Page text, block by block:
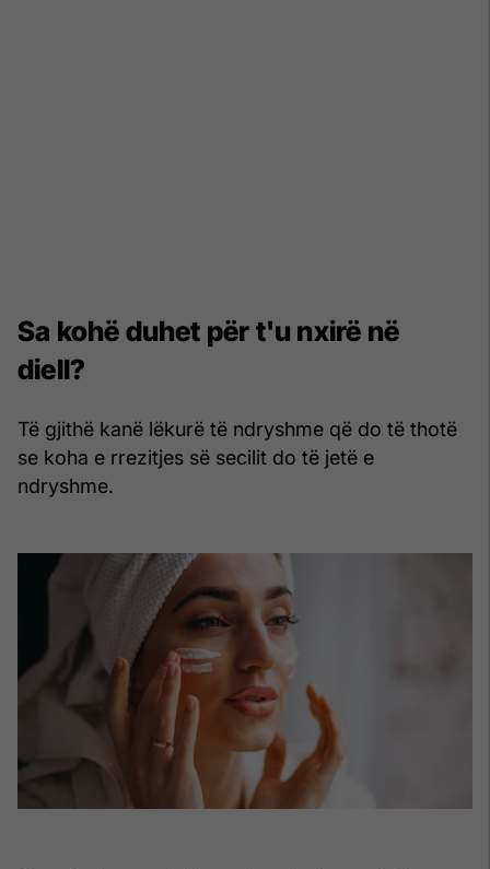
Sa kohë duhet për t'u nxirë në
diell?
Të gjithë kanë lëkurë të ndryshme që do të thotë
se koha e rrezitjes së secilit do të jetë e
ndryshme.